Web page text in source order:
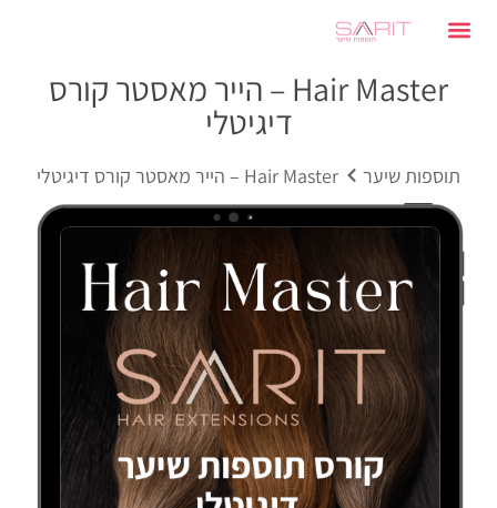
Hair Master – הייר מאסטר קורס
דיגיטלי
תוספות שיער Hair Master – הייר מאסטר קורס דיגיטלי